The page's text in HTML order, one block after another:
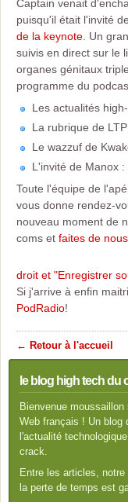
Captain venait
puisqu'il était l'invité
de la keynote . Un
suivis en direct sur le
organes génitaux
programme du
Les actualités
La rubrique de
Le wazzuf de
L'invité de Manox :
Toute l'équipe de
vous donne rendez-
nouveau moment de
coms et faites de
droit et "Enregistrer
Si j'arrive à enfin
PodRadio!
← Retour à l'accueil
le blog high tech du
Bienvenue
Web français ! Un blog
l'actualité
crack.
Entre les articles,
la perte de temps est